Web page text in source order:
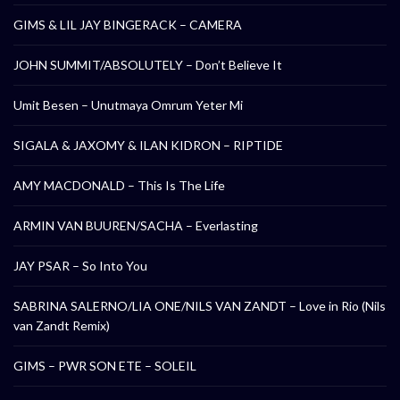
GIMS & LIL JAY BINGERACK – CAMERA
JOHN SUMMIT/ABSOLUTELY – Don’t Believe It
Umit Besen – Unutmaya Omrum Yeter Mi
SIGALA & JAXOMY & ILAN KIDRON – RIPTIDE
AMY MACDONALD – This Is The Life
ARMIN VAN BUUREN/SACHA – Everlasting
JAY PSAR – So Into You
SABRINA SALERNO/LIA ONE/NILS VAN ZANDT – Love in Rio (Nils
van Zandt Remix)
GIMS – PWR SON ETE – SOLEIL